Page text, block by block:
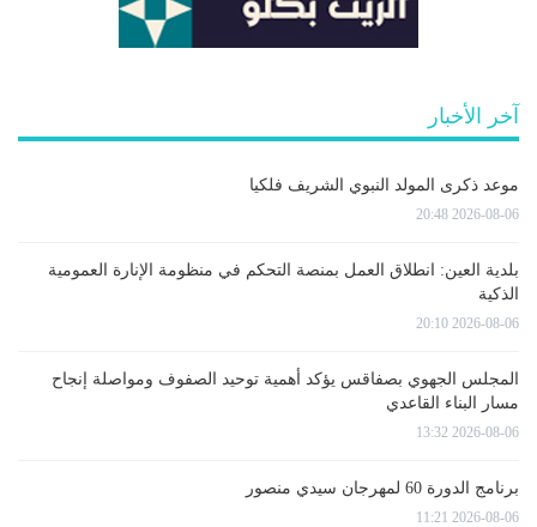
آخر الأخبار
موعد ذكرى المولد النبوي الشريف فلكيا
2026-08-06 20:48
بلدية العين: انطلاق العمل بمنصة التحكم في منظومة الإنارة العمومية
الذكية
2026-08-06 20:10
المجلس الجهوي بصفاقس يؤكد أهمية توحيد الصفوف ومواصلة إنجاح
مسار البناء القاعدي
2026-08-06 13:32
برنامج الدورة 60 لمهرجان سيدي منصور
2026-08-06 11:21